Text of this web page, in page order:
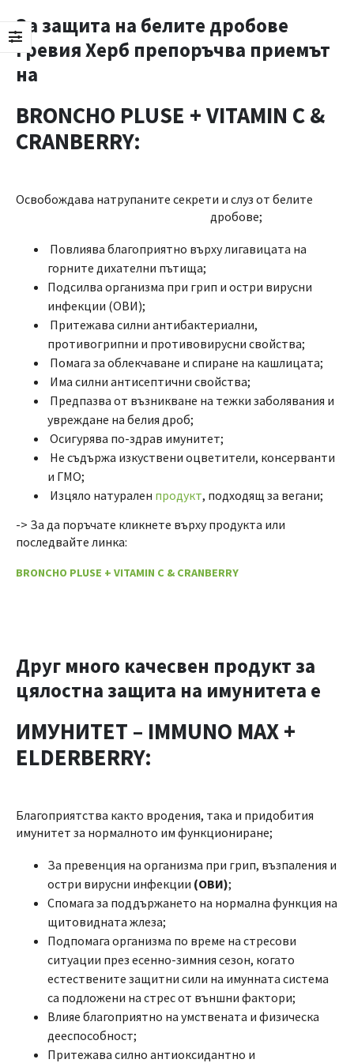
За защита на белите дробове
Гревия Херб препоръчва приемът
на
BRONCHO PLUSE + VITAMIN C &
CRANBERRY:
Освобождава натрупаните секрети и слуз от белите
дробове;
Повлиява благоприятно върху лигавицата на
горните дихателни пътища;
Подсилва организма при грип и остри вирусни
инфекции (ОВИ);
Притежава силни антибактериални,
противогрипни и противовирусни свойства;
Помага за облекчаване и спиране на кашлицата;
Има силни антисептични свойства;
Предпазва от възникване на тежки заболявания и
увреждане на белия дроб;
Осигурява по-здрав имунитет;
Не съдържа изкуствени оцветители, консерванти
и ГМО;
Изцяло натурален продукт, подходящ за вегани;
-> За да поръчате кликнете върху продукта или
последвайте линка:
BRONCHO PLUSE + VITAMIN C & CRANBERRY
Друг много качесвен продукт за
цялостна защита на имунитета е
ИМУНИТЕТ – IMMUNO MAX +
ELDERBERRY:
Благоприятства както вродения, така и придобития
имунитет за нормалното им функциониране;
За превенция на организма при грип, възпаления и
остри вирусни инфекции (ОВИ);
Спомага за поддържанeто на нормална функция на
щитовидната жлеза;
Подпомага организма по време на стресови
ситуации през есенно-зимния сезон, когато
естествените защитни сили на имунната система
са подложени на стрес от външни фактори;
Влияе благоприятно на умствената и физическа
дееспособност;
Притежава силно антиоксидантно и